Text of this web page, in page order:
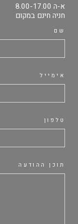
א-ה 8.00-17.00
חניה חינם במקום
שם
אימייל
טלפון
תוכן ההודעה